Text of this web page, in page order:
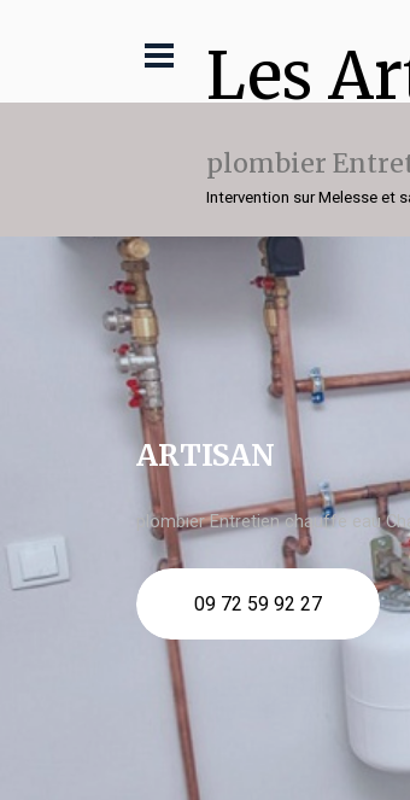
Les
plombier
Intervention sur Melesse et
ARTISAN
plombier Entretien chauffe eau
09 72 59 92 27